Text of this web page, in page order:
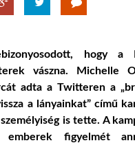
BP
hogy a
vászna. Michelle
adta a Twitteren a
a lányainkat” című
is tette. A
emberek figyelmét